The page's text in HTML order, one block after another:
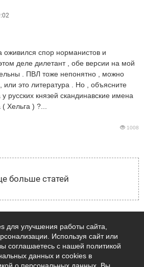
оживился спор норманистов и
деле дилетант , обе версии на мой
. ПВЛ тоже непонятно , можно
или это литература . Но , объясните
русских князей скандинавские имена
Хельга ) ?...
1008
для улучшения работы сайта,
Используя сайт или
соглашаетесь с нашей политикой
данных и cookies в